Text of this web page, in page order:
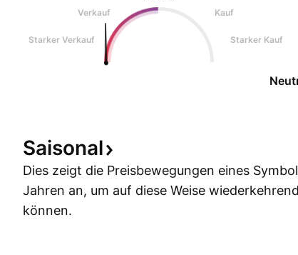
Verkauf
Kauf
Starker Verkauf Starker Kauf
Saisonal
Dies zeigt die Preisbewegungen eines
Jahren an, um auf diese Weise
können.